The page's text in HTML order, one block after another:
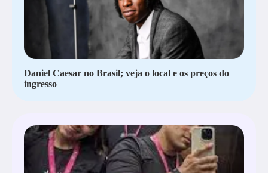
Daniel Caesar no Brasil; veja o local e os preços do
ingresso